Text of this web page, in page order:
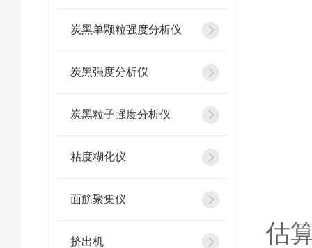
炭黑单颗粒强度分析仪
炭黑强度分析仪
炭黑粒子强度分析仪
粘度糊化仪
面筋聚集仪
挤出机
估